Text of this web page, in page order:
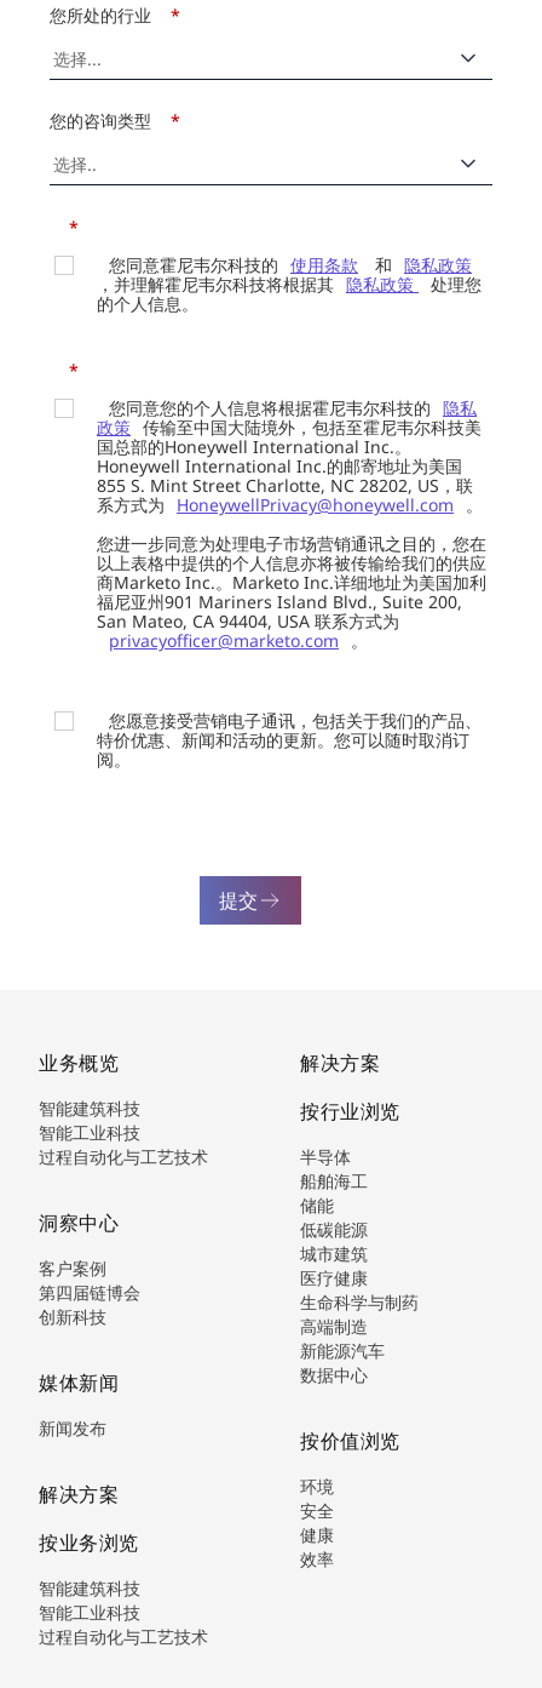
*
您所处的行业
*
您的咨询类型
*
您同意霍尼韦尔科技的 使用条款 和 隐私政策
，并理解霍尼韦尔科技将根据其 隐私政策
处理您
的个人信息。
*
您同意您的个人信息将根据霍尼韦尔科技的 隐私
政策 传输至中国大陆境外，包括至霍尼韦尔科技美
国总部的Honeywell International Inc.。
Honeywell International Inc.的邮寄地址为美国
855 S. Mint Street Charlotte, NC 28202, US，联
系方式为
HoneywellPrivacy@honeywell.com
。
您进一步同意为处理电子市场营销通讯之目的，您在
以上表格中提供的个人信息亦将被传输给我们的供应
商Marketo Inc.。Marketo Inc.详细地址为美国加利
福尼亚州901 Mariners Island Blvd., Suite 200,
San Mateo, CA 94404, USA 联系方式为
privacyofficer@marketo.com
。
您愿意接受营销电子通讯，包括关于我们的产品、
特价优惠、新闻和活动的更新。您可以随时取消订
阅。
提交
业务概览
智能建筑科技
智能工业科技
过程自动化与工艺技术
洞察中心
客户案例
第四届链博会
创新科技
媒体新闻
新闻发布
解决方案
按业务浏览
智能建筑科技
智能工业科技
过程自动化与工艺技术
解决方案
按行业浏览
半导体
船舶海工
储能
低碳能源
城市建筑
医疗健康
生命科学与制药
高端制造
新能源汽车
数据中心
按价值浏览
环境
安全
健康
效率